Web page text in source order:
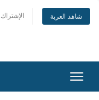
الإشتراك شاهد العربة
تبديل
التنقل